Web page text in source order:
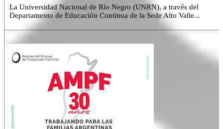
La Universidad Nacional de Río Negro (UNRN), a través del
Departamento de Educación Continua de la Sede Alto Valle...